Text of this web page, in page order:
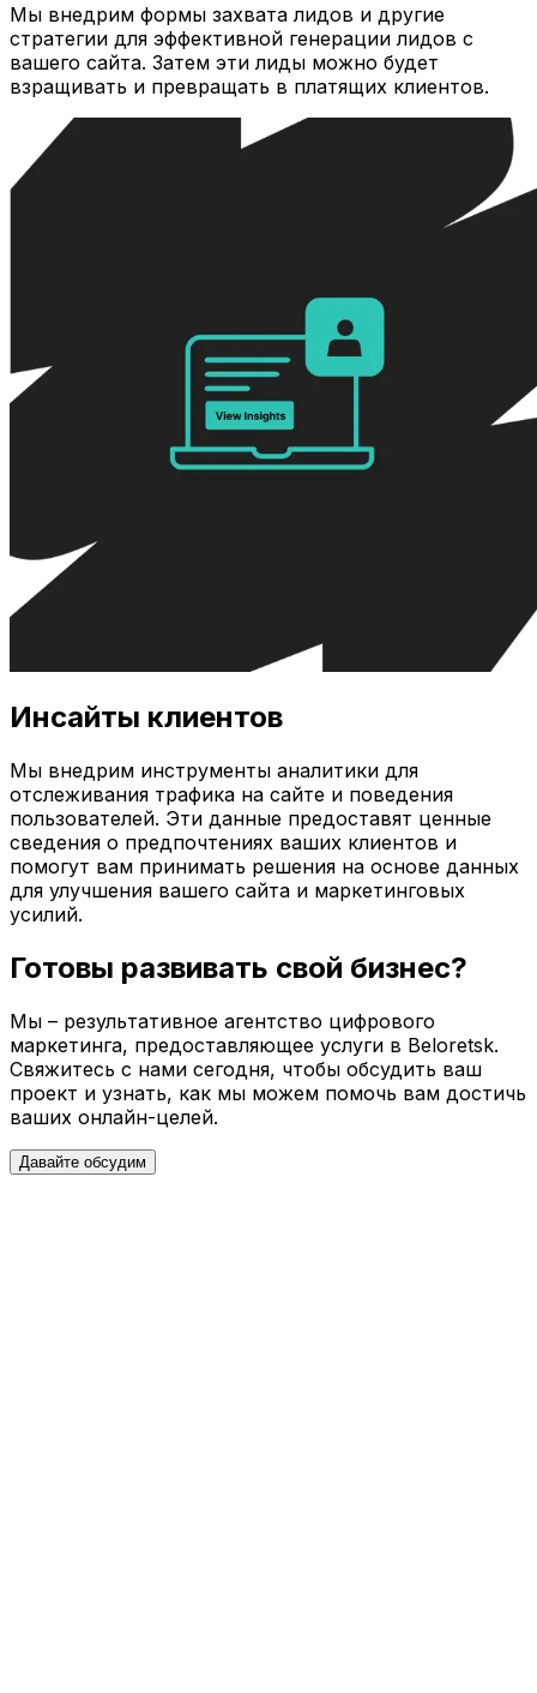
Мы внедрим формы захвата лидов и другие
стратегии для эффективной генерации лидов с
вашего сайта. Затем эти лиды можно будет
взращивать и превращать в платящих клиентов.
Инсайты клиентов
Мы внедрим инструменты аналитики для
отслеживания трафика на сайте и поведения
пользователей. Эти данные предоставят ценные
сведения о предпочтениях ваших клиентов и
помогут вам принимать решения на основе данных
для улучшения вашего сайта и маркетинговых
усилий.
Готовы развивать свой бизнес?
Мы – результативное агентство цифрового
маркетинга, предоставляющее услуги в Beloretsk.
Свяжитесь с нами сегодня, чтобы обсудить ваш
проект и узнать, как мы можем помочь вам достичь
ваших онлайн-целей.
Давайте обсудим